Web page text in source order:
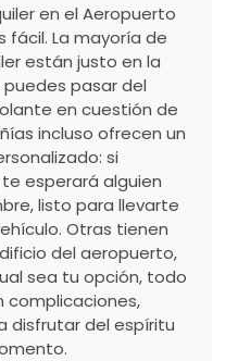
en el Aeropuerto
fácil. La mayoría de
están justo en la
pasar del
en cuestión de
incluso ofrecen un
si
esperará alguien
listo para llevarte
Otras tienen
del aeropuerto,
sea tu opción, todo
complicaciones,
disfrutar del espíritu